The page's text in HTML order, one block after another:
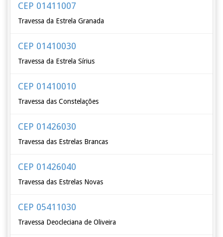
CEP 01411007
Travessa da Estrela Granada
CEP 01410030
Travessa da Estrela Sírius
CEP 01410010
Travessa das Constelações
CEP 01426030
Travessa das Estrelas Brancas
CEP 01426040
Travessa das Estrelas Novas
CEP 05411030
Travessa Deocleciana de Oliveira